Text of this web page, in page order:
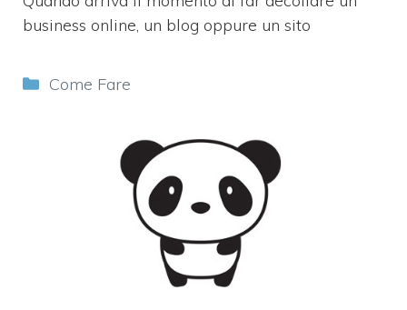
business online, un blog oppure un sito
Categorie
Come Fare